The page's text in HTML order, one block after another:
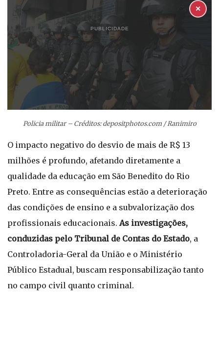
PUBLICIDADE
✕
Policia militar – Créditos: depositphotos.com / Ranimiro
O impacto negativo do desvio de mais de R$ 13
milhões é profundo, afetando diretamente a
qualidade da educação em São Benedito do Rio
Preto. Entre as consequências estão a deterioração
das condições de ensino e a subvalorização dos
profissionais educacionais.As investigações,
conduzidas pelo Tribunal de Contas do Estado, a
Controladoria-Geral da União e o Ministério
Público Estadual, buscam responsabilização tanto
no campo civil quanto criminal.